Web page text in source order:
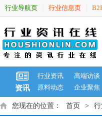
行业导航页 行业信息页
资讯
行业资讯
高端访谈
原料动态
企业聚焦
您现在的位置： 首页 >